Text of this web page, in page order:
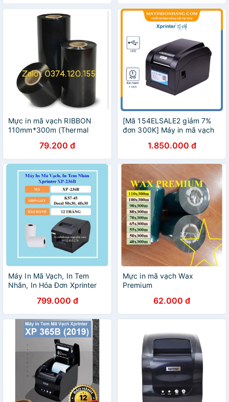
Mực in mã vạch RIBBON
110mm*300m (Thermal
mực in màu đen dùng cho
máy in tem nhãn mã vạch
79.200 đ
[Mã 154ELSALE2 giảm 7%
đơn 300K] Máy in mã vạch
1.850.000 đ
Máy In Mã Vạch, In Tem
Nhãn, In Hóa Đơn Xprinter
799.000 đ
Mực in mã vạch Wax
Premium
62.000 đ